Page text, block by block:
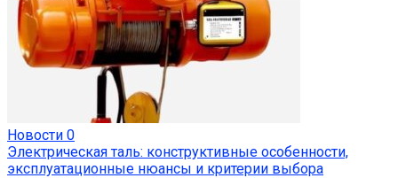
Новости 0
Электрическая таль: конструктивные особенности,
эксплуатационные нюансы и критерии выбора